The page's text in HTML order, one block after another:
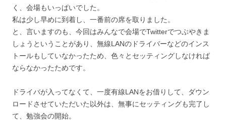
く、会場もいっぱいでした。
私は少し早めに到着し、一番前の席を取りました。
と、言いますのも、今回はみんなで会場でTwitterでつぶやきま
しょうということがあり、無線LANのドライバーなどのインス
トールもしていなかったため、色々とセッティングしなければ
ならなかったためです。
ドライバが入ってなくて、一度有線LANをお借りして、ダウン
ロードさせていただいた以外は、無事にセッティングも完了し
て、勉強会の開始。